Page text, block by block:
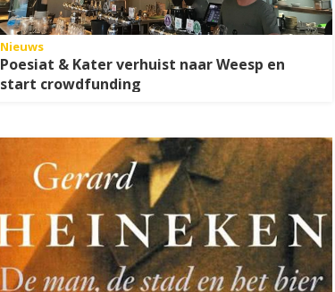
Nieuws
Poesiat & Kater verhuist naar Weesp en
start crowdfunding